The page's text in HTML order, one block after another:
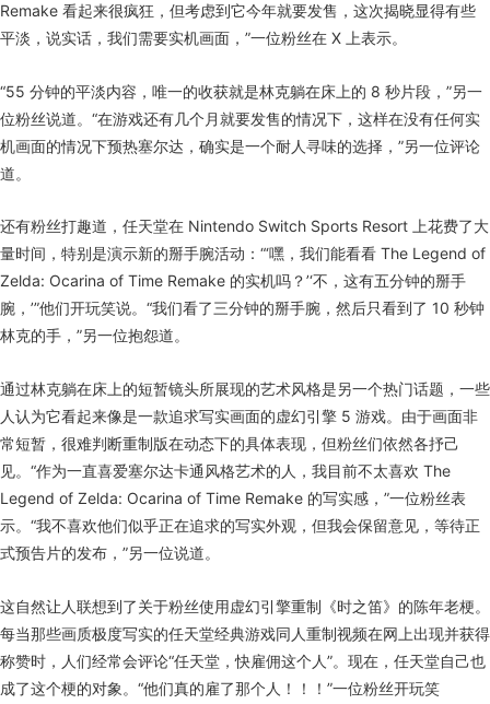
Remake 看起来很疯狂，但考虑到它今年就要发售，这次揭晓显得有些
平淡，说实话，我们需要实机画面，”一位粉丝在 X 上表示。
“55 分钟的平淡内容，唯一的收获就是林克躺在床上的 8 秒片段，”另一
位粉丝说道。“在游戏还有几个月就要发售的情况下，这样在没有任何实
机画面的情况下预热塞尔达，确实是一个耐人寻味的选择，”另一位评论
道。
还有粉丝打趣道，任天堂在 Nintendo Switch Sports Resort 上花费了大
量时间，特别是演示新的掰手腕活动：“‘嘿，我们能看看 The Legend of
Zelda: Ocarina of Time Remake 的实机吗？’‘不，这有五分钟的掰手
腕，’”他们开玩笑说。“我们看了三分钟的掰手腕，然后只看到了 10 秒钟
林克的手，”另一位抱怨道。
通过林克躺在床上的短暂镜头所展现的艺术风格是另一个热门话题，一些
人认为它看起来像是一款追求写实画面的虚幻引擎 5 游戏。由于画面非
常短暂，很难判断重制版在动态下的具体表现，但粉丝们依然各抒己
见。“作为一直喜爱塞尔达卡通风格艺术的人，我目前不太喜欢 The
Legend of Zelda: Ocarina of Time Remake 的写实感，”一位粉丝表
示。“我不喜欢他们似乎正在追求的写实外观，但我会保留意见，等待正
式预告片的发布，”另一位说道。
这自然让人联想到了关于粉丝使用虚幻引擎重制《时之笛》的陈年老梗。
每当那些画质极度写实的任天堂经典游戏同人重制视频在网上出现并获得
称赞时，人们经常会评论“任天堂，快雇佣这个人”。现在，任天堂自己也
成了这个梗的对象。“他们真的雇了那个人！！！”一位粉丝开玩笑